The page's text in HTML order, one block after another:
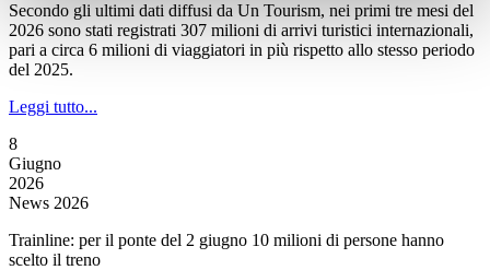
Secondo gli ultimi dati diffusi da Un Tourism, nei primi tre mesi del
2026 sono stati registrati 307 milioni di arrivi turistici internazionali,
pari a circa 6 milioni di viaggiatori in più rispetto allo stesso periodo
del 2025.
Leggi tutto...
8
Giugno
2026
News 2026
Trainline: per il ponte del 2 giugno 10 milioni di persone hanno
scelto il treno